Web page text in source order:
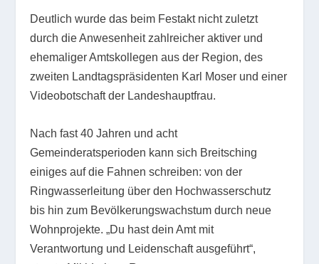
Deutlich wurde das beim Festakt nicht zuletzt
durch die Anwesenheit zahlreicher aktiver und
ehemaliger Amtskollegen aus der Region, des
zweiten Landtagspräsidenten Karl Moser und einer
Videobotschaft der Landeshauptfrau.
Nach fast 40 Jahren und acht
Gemeinderatsperioden kann sich Breitsching
einiges auf die Fahnen schreiben: von der
Ringwasserleitung über den Hochwasserschutz
bis hin zum Bevölkerungswachstum durch neue
Wohnprojekte. „Du hast dein Amt mit
Verantwortung und Leidenschaft ausgeführt“,